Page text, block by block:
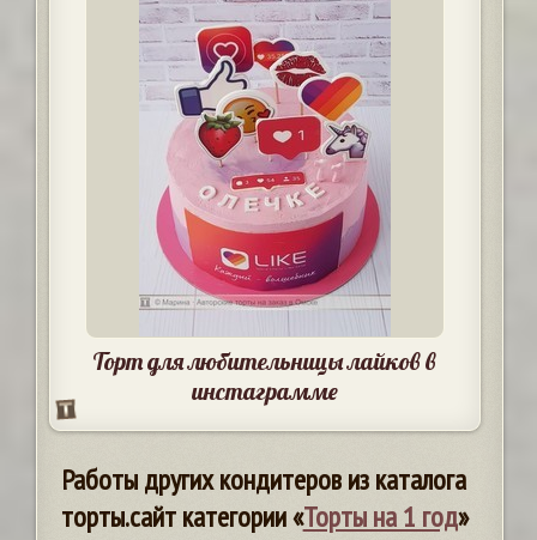
Торт для любительницы лайков в
инстаграмме
Работы других кондитеров из каталога
торты.сайт категории «Торты на 1 год»